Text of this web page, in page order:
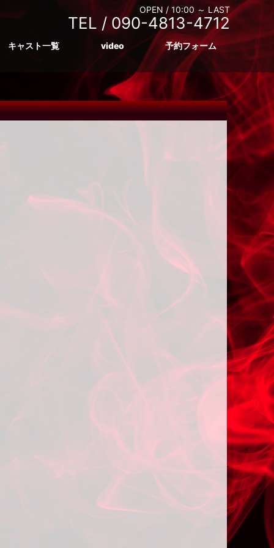
OPEN / 10:00 ～ LAST
TEL /090-4813-4712
キャスト一覧 video 予約フォーム